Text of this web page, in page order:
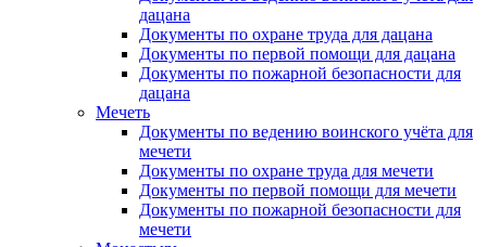
дацана
Документы по охране труда для дацана
Документы по первой помощи для дацана
Документы по пожарной безопасности для
дацана
Мечеть
Документы по ведению воинского учёта для
мечети
Документы по охране труда для мечети
Документы по первой помощи для мечети
Документы по пожарной безопасности для
мечети